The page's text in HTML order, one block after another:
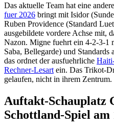
Das aktuelle Team hat eine
fuer 2026 bringt mit Isidor
Ruben Providence (Standard
ausgebildete vordere Achse mit,
Nazon. Migne fuehrt ein 4-2-3-1
Saba, Bellegarde) und
das ordnet der ausfuehrliche
Rechner-Lesart ein. Das Trikot-
gelaufen, nicht in ihrem Zentrum.
Auftakt-Schauplatz
Schottland-Spiel am